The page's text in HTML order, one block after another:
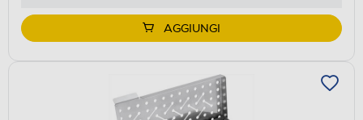
AGGIUNGI